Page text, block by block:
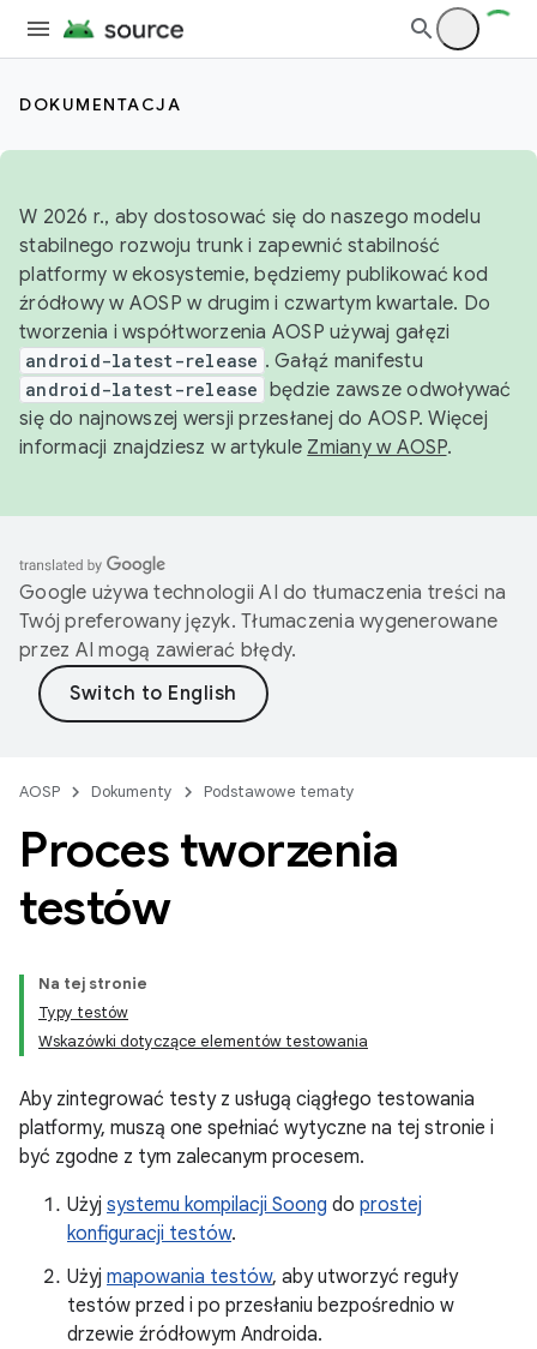
DOKUMENTACJA
W 2026 r., aby dostosować się do naszego modelu
stabilnego rozwoju trunk i zapewnić stabilność
platformy w ekosystemie, będziemy publikować kod
źródłowy w AOSP w drugim i czwartym kwartale. Do
tworzenia i współtworzenia AOSP używaj gałęzi
android-latest-release . Gałąź manifestu
android-latest-release będzie zawsze odwoływać
się do najnowszej wersji przesłanej do AOSP. Więcej
informacji znajdziesz w artykule Zmiany w AOSP.
Google używa technologii AI do tłumaczenia treści na
Twój preferowany język. Tłumaczenia wygenerowane
przez AI mogą zawierać błędy.
AOSP Dokumenty Podstawowe tematy
Proces tworzenia
testów
Na tej stronie
Typy testów
Wskazówki dotyczące elementów testowania
Aby zintegrować testy z usługą ciągłego testowania
platformy, muszą one spełniać wytyczne na tej stronie i
być zgodne z tym zalecanym procesem.
Użyj systemu kompilacji Soong do prostej
konfiguracji testów.
Użyj mapowania testów, aby utworzyć reguły
testów przed i po przesłaniu bezpośrednio w
drzewie źródłowym Androida.